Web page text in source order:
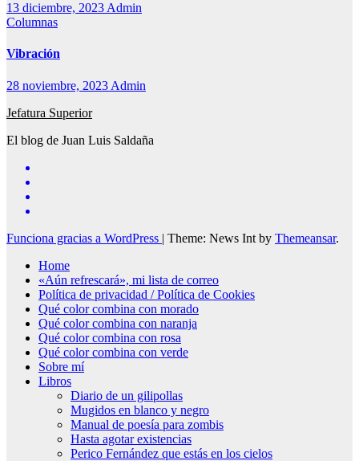
13 diciembre, 2023 Admin
Columnas
Vibración
28 noviembre, 2023 Admin
Jefatura Superior
El blog de Juan Luis Saldaña
Funciona gracias a WordPress | Theme: News Int by Themeansar.
Home
«Aún refrescará», mi lista de correo
Política de privacidad / Política de Cookies
Qué color combina con morado
Qué color combina con naranja
Qué color combina con rosa
Qué color combina con verde
Sobre mí
Libros
Diario de un gilipollas
Mugidos en blanco y negro
Manual de poesía para zombis
Hasta agotar existencias
Perico Fernández que estás en los cielos